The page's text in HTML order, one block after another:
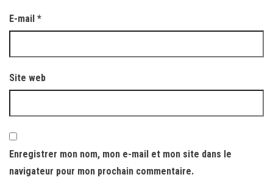
E-mail *
Site web
Enregistrer mon nom, mon e-mail et mon site dans le
navigateur pour mon prochain commentaire.